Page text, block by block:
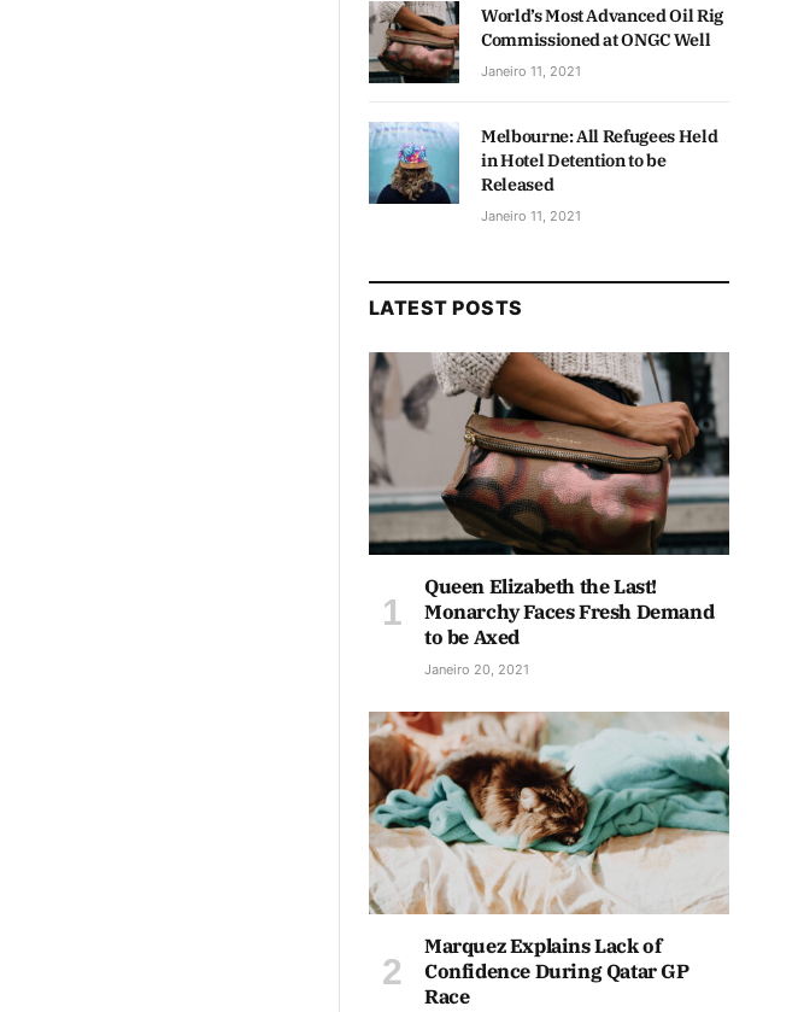
World’s Most Advanced Oil Rig
Commissioned at ONGC Well
Janeiro 11, 2021
Melbourne: All Refugees Held
in Hotel Detention to be
Released
Janeiro 11, 2021
LATEST POSTS
Queen Elizabeth the Last!
Monarchy Faces Fresh Demand
to be Axed
Janeiro 20, 2021
Marquez Explains Lack of
Confidence During Qatar GP
Race